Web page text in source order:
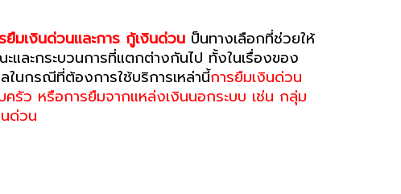
ยืมเงินด่วนและการ กู้เงินด่วน ป็นทางเลือกที่ช่วยให้
ละกระบวนการที่แตกต่างกันไป ทั้งในเรื่องของ
ในกรณีที่ต้องการใช้บริการเหล่านี้การยืมเงินด่วน
รัว หรือการยืมจากแหล่งเงินนอกระบบ เช่น กลุ่ม
ด่วน